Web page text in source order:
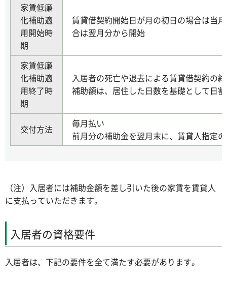
家賃低廉
化補助適
用開始時
期
賃貸借契約開始日が月の初日の場合は当
合は翌月分から開始
家賃低廉
化補助適
用終了時
期
入居者の死亡や退去による賃貸借契約の
補助額は、居住した日数を基礎として日
交付方法
毎月払い
前月分の補助金を翌月末に、賃貸人指定
（注）入居者には補助金額を差し引いた後の家賃を賃貸人
に支払っていただきます。
入居者の資格要件
入居者は、下記の要件を全て満たす必要があります。